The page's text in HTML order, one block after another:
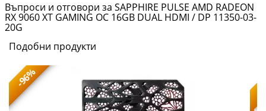
Въпроси и отговори за SAPPHIRE PULSE AMD RADEON
RX 9060 XT GAMING OC 16GB DUAL HDMI / DP 11350-03-
20G
Подобни продукти
-96%